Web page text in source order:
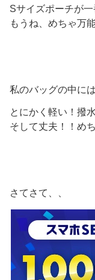
Sサイズポーチが
もうね、めちゃ万
私のバッグの中に
とにかく軽い！撥
そして丈夫！！め
さてさて、、